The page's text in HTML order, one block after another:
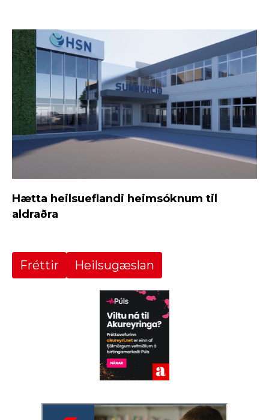
Hætta heilsueflandi heimsóknum til
aldraðra
Fréttir Heilsugæslan